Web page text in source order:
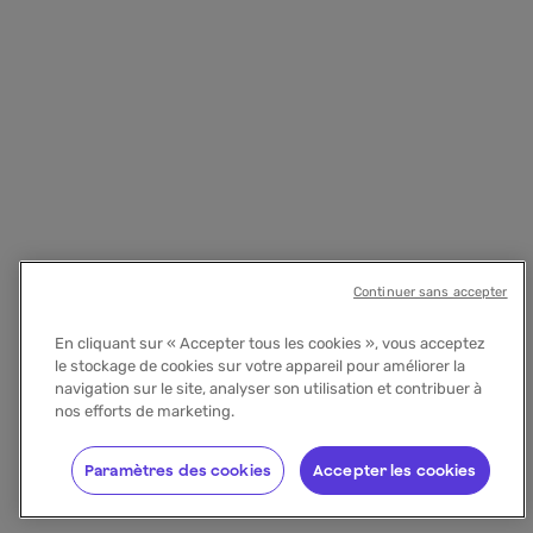
En cliquant sur « Accepter tous les cookies », vous acceptez
le stockage de cookies sur votre appareil pour améliorer la
navigation sur le site, analyser son utilisation et contribuer à
nos efforts de marketing.
Accepter les cookies
Paramètres des cookies
Continuer sans accepter